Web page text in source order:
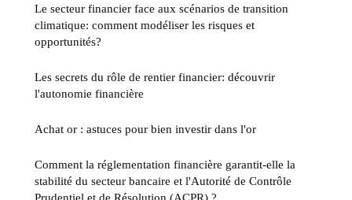
Le secteur financier face aux scénarios de transition
climatique: comment modéliser les risques et
opportunités?
Les secrets du rôle de rentier financier: découvrir
l'autonomie financière
Achat or : astuces pour bien investir dans l'or
Comment la réglementation financière garantit-elle la
stabilité du secteur bancaire et l'Autorité de Contrôle
Prudentiel et de Résolution (ACPR) ?